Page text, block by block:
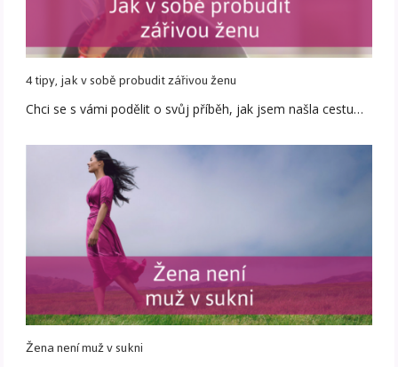
4 tipy, jak v sobě probudit zářivou ženu
Chci se s vámi podělit o svůj příběh, jak jsem našla cestu…
Žena není muž v sukni